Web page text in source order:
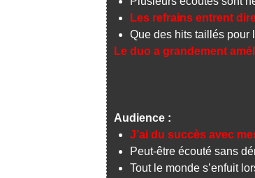
Les refrains entrent
Que des hits taillés pour
Le duo a grandement
Audience :
J’ai du succès avec
Peut-être écouté sans
Tout le monde s’enfuit